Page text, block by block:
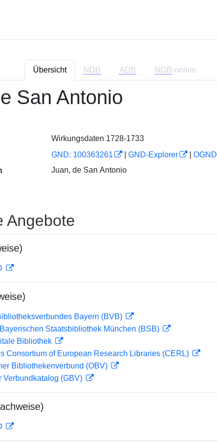
Übersicht NDB ADB NDB-online
San Antonio
Wirkungsdaten 1728-1733
GND: 100363261 GND-Explorer OGND
Juan, de San Antonio
Angebote
Bayern (BVB)
Staatsbibliothek München (BSB)
Bibliothek
Consortium of European Research Libraries (CERL)
Bibliothekenverbund (OBV)
Verbundkatalog (GBV)